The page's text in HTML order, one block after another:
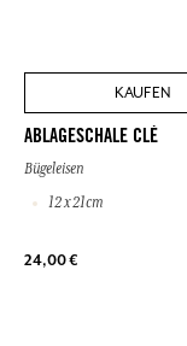
KAUFEN
ABLAGESCHALE CLÉ
Bügeleisen
12 x 21cm
24,00 €